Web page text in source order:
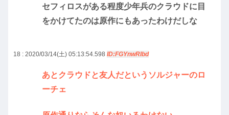
セフィロスがある程度少年兵のクラウドに目
をかけてたのは原作にもあったわけだしな
18 : 2020/03/14(土) 05:13:54.598 ID:FGYnwRIbd
あとクラウドと友人だというソルジャーのロ
ーチェ